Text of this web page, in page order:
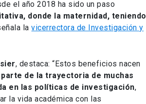
el año 2018 ha sido un paso
donde la maternidad, teniendo
lavicerrectora de Investigación y
, destaca: “Estos beneficios nacen
de la trayectoria de muchas
en las políticas de investigación,
la vida académica con las